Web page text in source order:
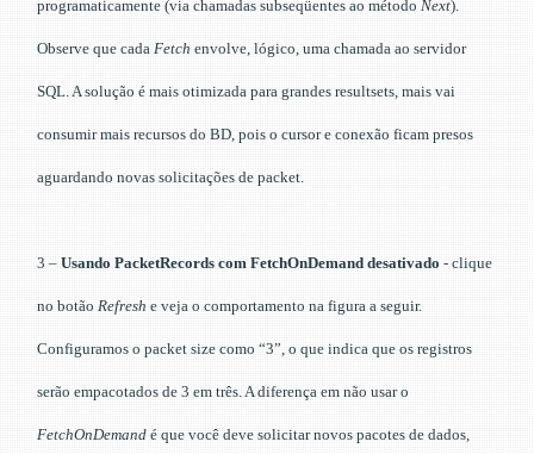
programaticamente (via chamadas subseqüentes ao método Next).
Observe que cada Fetch envolve, lógico, uma chamada ao servidor
SQL. A solução é mais otimizada para grandes resultsets, mais vai
consumir mais recursos do BD, pois o cursor e conexão ficam presos
aguardando novas solicitações de packet.
3 – Usando PacketRecords com FetchOnDemand desativado - clique
no botão Refresh e veja o comportamento na figura a seguir.
Configuramos o packet size como “3”, o que indica que os registros
serão empacotados de 3 em três. A diferença em não usar o
FetchOnDemand é que você deve solicitar novos pacotes de dados,